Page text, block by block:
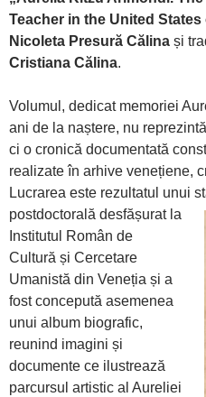
Teacher in the United States
Nicoleta Presură Călina și
Cristiana Călina.
Volumul, dedicat memoriei
ani de la naștere, nu
ci o cronică documentată
realizate în arhive venețiene,
Lucrarea este rezultatul unui
postdoctorală desfășurat la
Institutul Român de
Cultură și Cercetare
Umanistă din Veneția și a
fost concepută asemenea
unui album biografic,
reunind imagini și
documente ce ilustrează
parcursul artistic al Aureliei